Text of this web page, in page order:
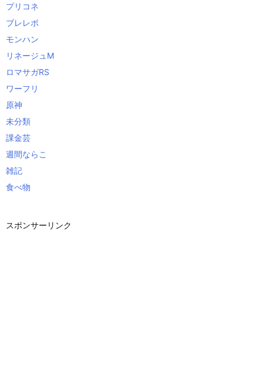
プリコネ
ブレレボ
モンハン
リネージュM
ロマサガRS
ワーフリ
原神
未分類
課金芸
週間ならこ
雑記
食べ物
スポンサーリンク